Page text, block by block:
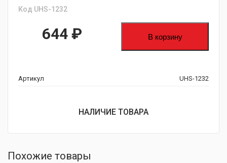
Код UHS-1232
644 ₽ В корзину
Артикул UHS-1232
НАЛИЧИЕ ТОВАРА
Похожие товары